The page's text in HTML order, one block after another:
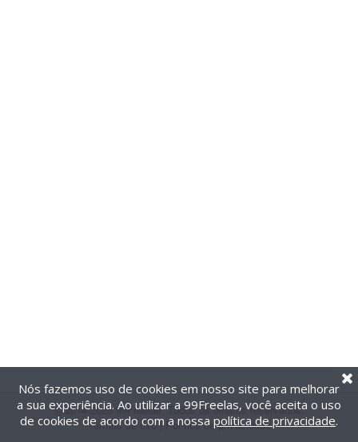
@2014-2026 99Freelas. Todos os direitos reservados.
Termos de uso| Política de privacidade
Nós fazemos uso de cookies em nosso site para melhorar
a sua experiência. Ao utilizar a 99Freelas, você aceita o uso
de cookies de acordo com a nossa política de privacidade.